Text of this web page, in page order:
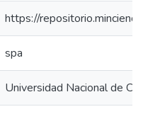
https://
spa
Universidad Nacional de